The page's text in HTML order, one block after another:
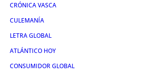
CRÓNICA VASCA
CULEMANÍA
LETRA GLOBAL
ATLÁNTICO HOY
CONSUMIDOR GLOBAL